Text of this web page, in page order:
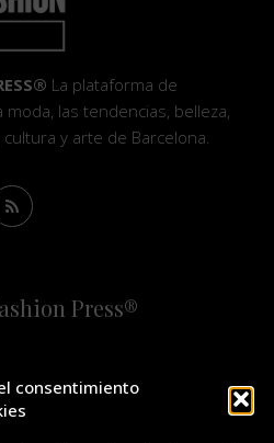
consentimiento
La plataforma de
las tendencias, belleza,
y arte de Barcelona.
Press®
FASHION NEWS!